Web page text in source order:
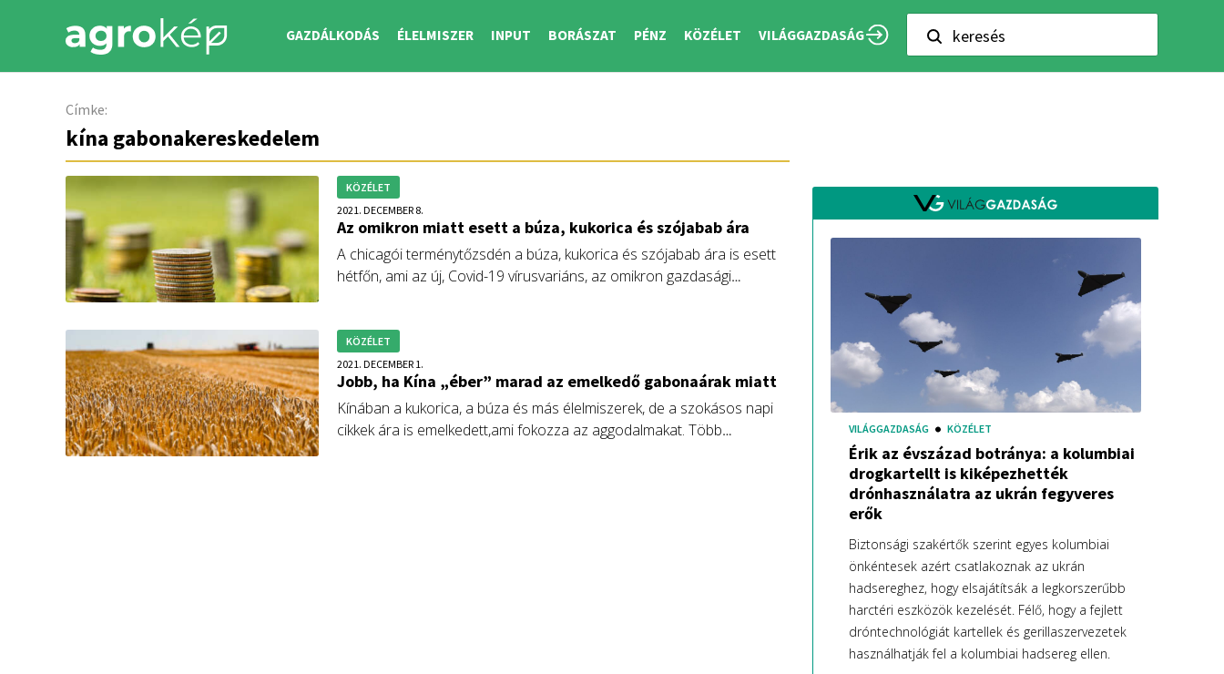
GAZDÁLKODÁS ÉLELMISZER INPUT BORÁSZAT PÉNZ KÖZÉLET VILÁGGAZDASÁG keresés
Címke:
kína gabonakereskedelem
KÖZÉLET
2021. DECEMBER 8.
Az omikron miatt esett a búza, kukorica és szójabab ára
A chicagói terménytőzsdén a búza, kukorica és szójabab ára is esett
hétfőn, ami az új, Covid-19 vírusvariáns, az omikron gazdasági
KÖZÉLET
2021. DECEMBER 1.
Jobb, ha Kína „éber” marad az emelkedő gabonaárak miatt
Kínában a kukorica, a búza és más élelmiszerek, de a szokásos napi
cikkek ára is emelkedett,ami fokozza az aggodalmakat. Több
VILÁGGAZDASÁG KÖZÉLET
Érik az évszázad botránya: a kolumbiai
drogkartellt is kiképezhették
drónhasználatra az ukrán fegyveres
erők
Biztonsági szakértők szerint egyes kolumbiai
önkéntesek azért csatlakoznak az ukrán
hadsereghez, hogy elsajátítsák a legkorszerűbb
harctéri eszközök kezelését. Félő, hogy a fejlett
dróntechnológiát kartellek és gerillaszervezetek
használhatják fel a kolumbiai hadsereg ellen.